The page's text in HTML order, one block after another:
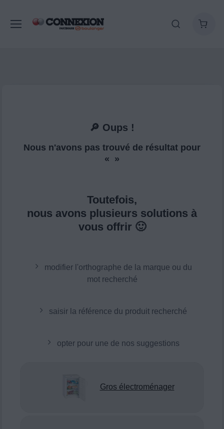
🔎 Oups !
Nous n'avons pas trouvé de résultat pour
« »
Toutefois,
nous avons plusieurs solutions à
vous offrir 🙂
modifier l'orthographe de la marque ou du
mot recherché
saisir la référence du produit recherché
opter pour une de nos suggestions
Gros électroménager